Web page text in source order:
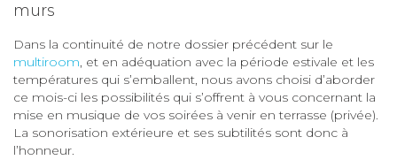
murs
Dans la continuité de notre dossier précédent sur le
multiroom, et en adéquation avec la période estivale et les
températures qui s’emballent, nous avons choisi d’aborder
ce mois-ci les possibilités qui s’offrent à vous concernant la
mise en musique de vos soirées à venir en terrasse (privée).
La sonorisation extérieure et ses subtilités sont donc à
l’honneur.